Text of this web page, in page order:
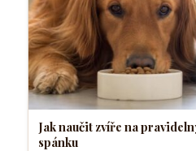
Jak naučit zvíře na
spánku